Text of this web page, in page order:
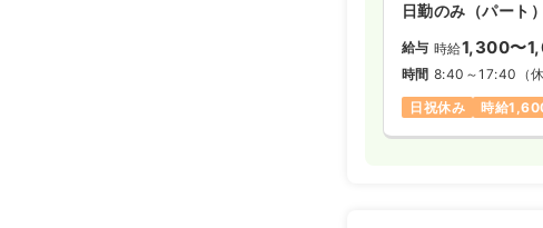
日勤のみ（パート）
給与 時給1,300〜
時間 8:40～17:40 （
日祝休み
時給